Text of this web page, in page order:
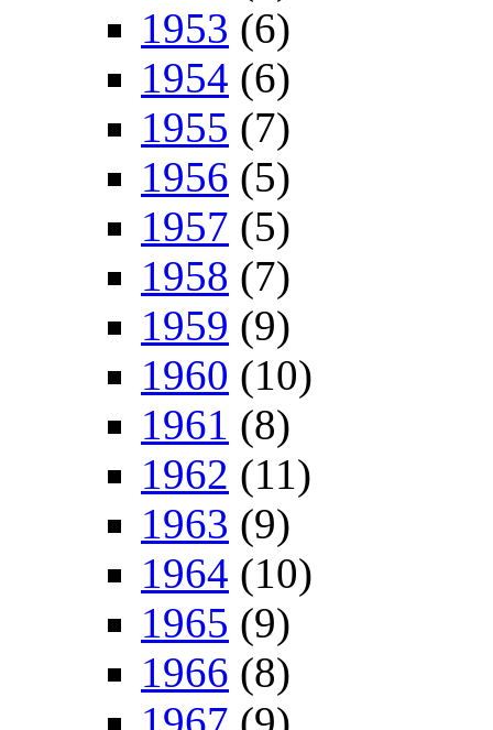
1953 (6)
1954 (6)
1955 (7)
1956 (5)
1957 (5)
1958 (7)
1959 (9)
1960 (10)
1961 (8)
1962 (11)
1963 (9)
1964 (10)
1965 (9)
1966 (8)